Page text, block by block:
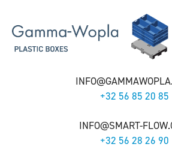
+32 56 85 20 85
INFO@SMART-
+32 56 28 26 90